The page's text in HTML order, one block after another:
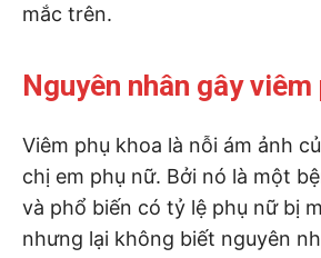
mắc trên.
Nguyên nhân gây viêm
Viêm phụ khoa là nỗi ám ảnh
chị em phụ nữ. Bởi nó là một
và phổ biến có tỷ lệ phụ nữ bị
nhưng lại không biết nguyên